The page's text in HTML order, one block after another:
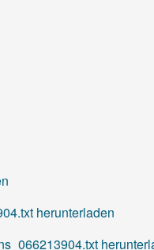
herunterladen